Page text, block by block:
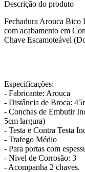
Descrição do produto
Fechadura Arouca Bico
com acabamento em
Chave Escamoteável
Especificações:
- Fabricante: Arouca
- Distância de Broca:
- Conchas de Embutir
5cm largura)
- Testa e Contra Testa
- Trafego Médio
- Para portas com
- Nivel de Corrosão: 3
- Acompanha 2 chaves.